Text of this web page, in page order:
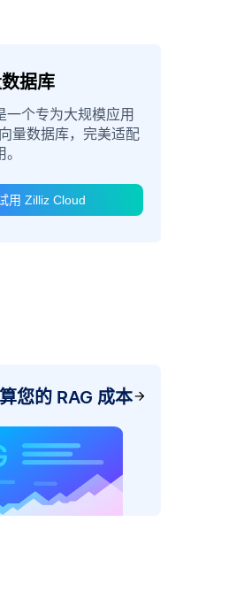
据库
个专为大规模应用
量数据库，完美适配
用 Zilliz Cloud
您的 RAG 成本